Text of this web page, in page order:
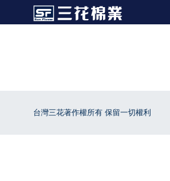
台灣三花著作權所有 保留一切權利